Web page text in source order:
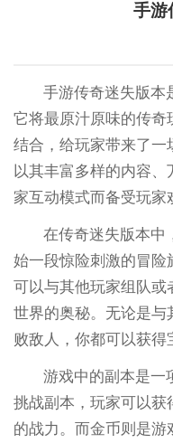
手游
手游传奇迷失版本
它将最原汁原味的传奇
结合，给玩家带来了一
以其丰富多样的内容
家互动模式而备受玩家
在传奇迷失版本中
始一段惊险刺激的冒
可以与其他玩家组队或
世界的奥秘。无论是
败敌人，你都可以获得
游戏中的副本是一
挑战副本，玩家可以获
的战力。而金币则是